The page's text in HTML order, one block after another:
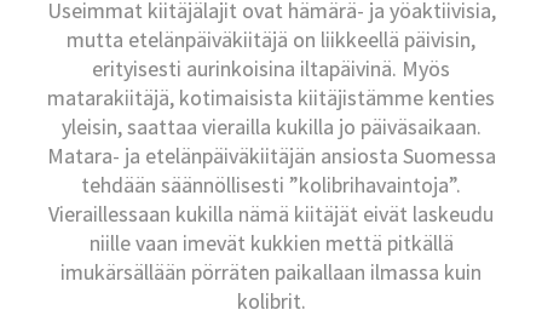
Useimmat kiitäjälajit ovat hämärä- ja yöaktiivisia,
mutta etelänpäiväkiitäjä on liikkeellä päivisin,
erityisesti aurinkoisina iltapäivinä. Myös
matarakiitäjä, kotimaisista kiitäjistämme kenties
yleisin, saattaa vierailla kukilla jo päiväsaikaan.
Matara- ja etelänpäiväkiitäjän ansiosta Suomessa
tehdään säännöllisesti ”kolibrihavaintoja”.
Vieraillessaan kukilla nämä kiitäjät eivät laskeudu
niille vaan imevät kukkien mettä pitkällä
imukärsällään pörräten paikallaan ilmassa kuin
kolibrit.